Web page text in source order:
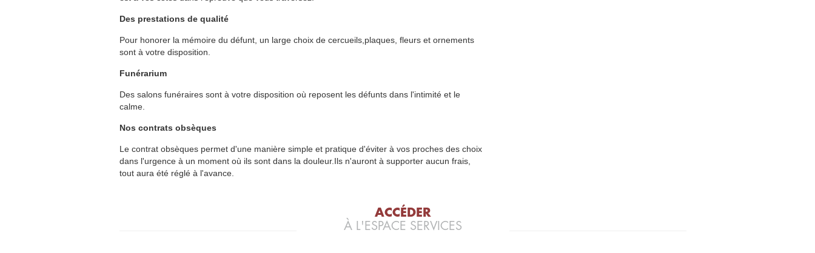
Des prestations de qualité
Pour honorer la mémoire du défunt, un large choix de cercueils,plaques, fleurs et ornements
sont à votre disposition.
Funérarium
Des salons funéraires sont à votre disposition où reposent les défunts dans l'intimité et le
calme.
Nos contrats obsèques
Le contrat obsèques permet d'une manière simple et pratique d'éviter à vos proches des choix
dans l'urgence à un moment où ils sont dans la douleur.Ils n'auront à supporter aucun frais,
tout aura été réglé à l'avance.
ACCÉDER
À L'ESPACE SERVICES